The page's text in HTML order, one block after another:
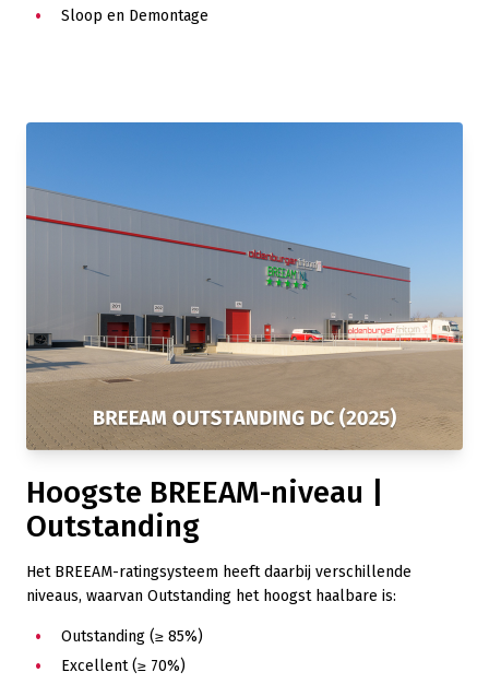
Sloop en Demontage
Hoogste BREEAM-niveau |
Outstanding
Het BREEAM-ratingsysteem heeft daarbij verschillende
niveaus, waarvan Outstanding het hoogst haalbare is:
Outstanding (≥ 85%)
Excellent (≥ 70%)